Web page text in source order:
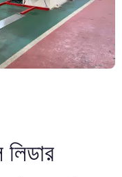
লিডার